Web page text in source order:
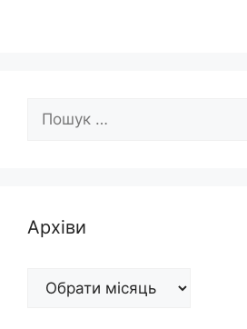
Пошук:
Архіви
Архіви